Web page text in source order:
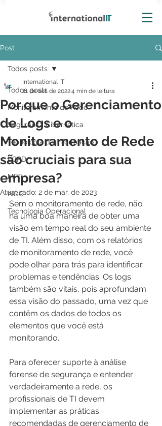
Post
Todos posts
Monitoramento de Rede
Segurança Cibernética
Tecnologia da Informação
LGPD
MFT
NOC
Tecnologia Operacional
Todos posts
Por que o Gerenciamento
de Logs e o
Monitoramento de Rede
são cruciais para sua
empresa?
International IT
21 de set. de 20224 min de leitura
Atualizado: 2 de mar. de 2023
Sem o monitoramento de rede, não
há uma boa maneira de obter uma
visão em tempo real do seu ambiente
de TI. Além disso, com os relatórios
de monitoramento de rede, você
pode olhar para trás para identificar
problemas e tendências. Os logs
também são vitais, pois aprofundam
essa visão do passado, uma vez que
contêm os dados de todos os
elementos que você está
monitorando.
Para oferecer suporte à análise
forense de segurança e entender
verdadeiramente a rede, os
profissionais de TI devem
implementar as práticas
recomendadas de gerenciamento de